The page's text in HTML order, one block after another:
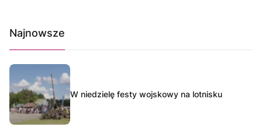
Najnowsze
W niedzielę festy wojskowy na lotnisku